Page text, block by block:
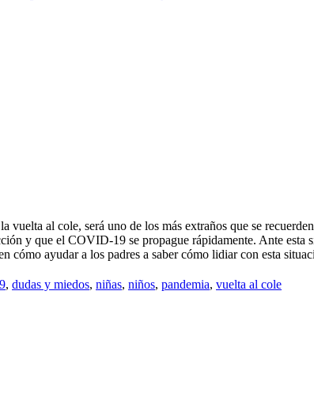
vuelta al cole, será uno de los más extraños que se
y que el COVID-19 se propague rápidamente. Ante
cómo ayudar a los padres a saber cómo lidiar con esta
, dudas y miedos, niñas, niños, pandemia, vuelta al cole